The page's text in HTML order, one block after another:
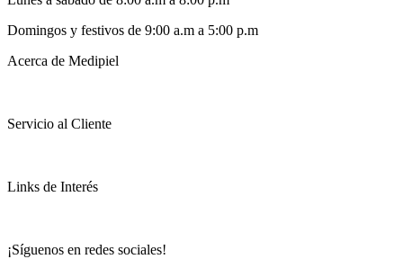
Domingos y festivos de 9:00 a.m a 5:00 p.m
Acerca de Medipiel
Servicio al Cliente
Links de Interés
¡Síguenos en redes sociales!